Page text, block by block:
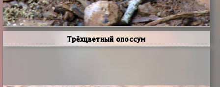
Трёхцветный опоссум